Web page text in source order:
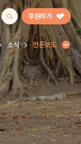
후원하기
덤후원
소식 언론보도